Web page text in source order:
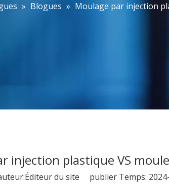
Moule
» Blogues » Moulage par injection
injection plastique VS
du site publier Temps: